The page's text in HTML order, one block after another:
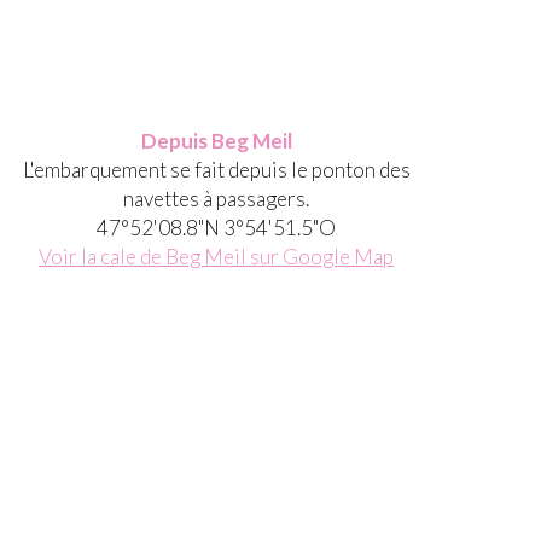
Depuis BegMeil
L'embarquement se fait depuis le ponton des
navettes à passagers.
47°52'08.8"N 3°54'51.5"O
Voir la cale de Beg Meil sur Google Map